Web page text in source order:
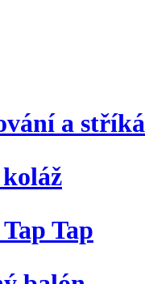
a
Tap